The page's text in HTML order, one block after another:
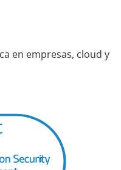
en empresas, cloud y